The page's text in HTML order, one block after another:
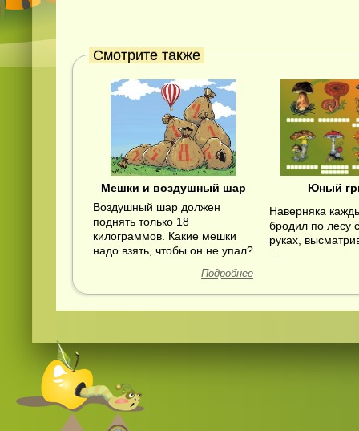
Смотрите также
Мешки и воздушный шар
Воздушный шар должен
поднять только 18
килограммов. Какие мешки
надо взять, чтобы он не упал?
Подробнее
Юный
Наверняка
бродил по лесу
руках,